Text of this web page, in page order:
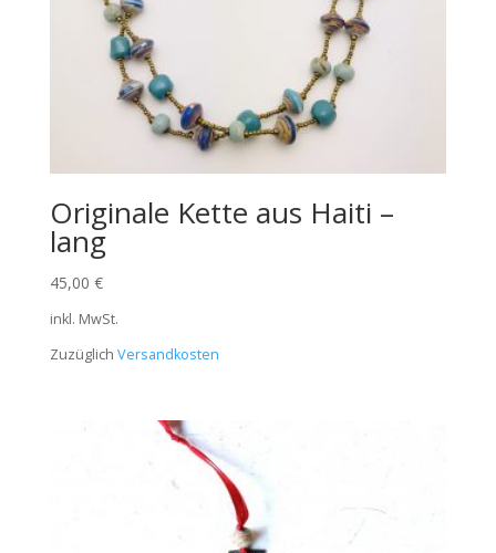
Originale Kette aus Haiti –
lang
45,00 €
inkl. MwSt.
Zuzüglich Versandkosten